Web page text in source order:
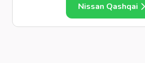
Nissan Qashqai